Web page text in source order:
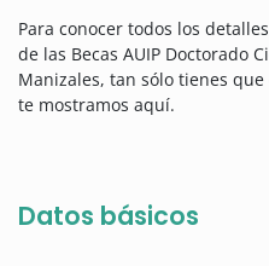
Para conocer todos los
de las Becas AUIP Doctorado
Manizales, tan sólo tienes
te mostramos aquí.
Datos básicos